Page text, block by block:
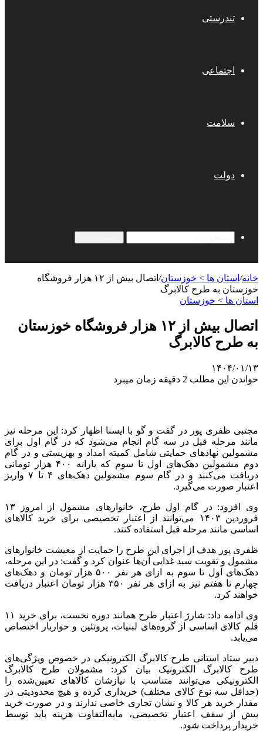
تندرستی
اجتماعی
سلامت
دولت
خانه/ استان ها > خوزستان/
اتصال بیش از ۱۲ هزار فروشگاه
خوزستان به طرح کالابرگ
استان ها > خوزستان
اتصال بیش از ۱۲ هزار فروشگاه خوزستان
به طرح کالابرگ
۱۴۰۴/۰۱/۱۳
خواندن این مطلب 2 دقیقه زمان میبرد
مجتبی ظفری پور در گفت و گو با ایسنا اظهار کرد: این مرحله نیز
مانند مرحله قبل در سه گام انجام می‌شود که در گام اول برای
مشمولین نهادهای حمایتی شامل کمیته امداد و بهزیستی و در گام
دوم مشمولین دهک‌های اول تا سوم که یارانه ۴۰۰ هزار تومانی
دریافت می‌کنند و در گام سوم مشمولین دهک‌های ۴ تا ۷ واریز
اعتبار صورت می‌گیرد.
وی افزود: در گام اول طرح، خانوارهای مشمول از امروز ۱۳
فروردین ۱۴۰۳ می‌توانند از اعتبار تخصیصی برای خرید کالاهای
اساسی مانند مرحله قبل استفاده کنند.
ظفری پور هدف از اجرای این طرح را حمایت از معیشت خانوارهای
مشمول و تقویت سبد غذایی آن‌ها عنوان کرد و گفت: در این مرحله،
دهک‌های اول تا سوم به ازای هر نفر ۵۰۰ هزار تومان و دهک‌های
چهارم تا هفتم نیز به ازای هر نفر ۳۵۰ هزار تومان اعتبار دریافت
خواهند کرد.
وی ادامه داد: شارژ اعتبار طرح همانند دوره نخست، برای خرید ۱۱
قلم کالای اساسی از گروه‌های لبنیات، پروتئین و خواربار اختصاص
می‌یابد.
دبیر ستاد استانی طرح کالابرگ الکترونیکی در خصوص ویژگی‌های
طرح کالابرگ الکترونیک بیان کرد: مشمولان طرح کالابرگ
الکترونیکی می‌توانند متناسب با نیازشان کالاهای تعیین‌شده را
(حداقل سه نوع کالای مختلف) خریداری کرده و هیچ محدودیتی در
مقدار خرید هر کالا و نشان تجاری خاصی ندارند و در صورت خرید
بیش از سقف اعتبار تخصیصی، مابه‌التفاوت هزینه باید توسط
خریدار پرداخت شود.